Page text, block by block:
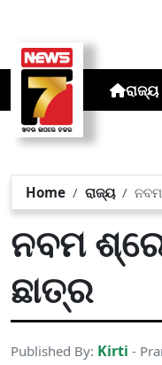
ରାଜ୍ୟ
Home ରାଜ୍ୟ
ନବମ
ଛାତ୍ର
Published By: Kirti -